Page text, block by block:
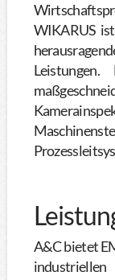
WIKARUS
A&C bietet